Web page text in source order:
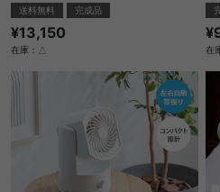
送料無料 完成品
¥13,150
在庫：△ 在